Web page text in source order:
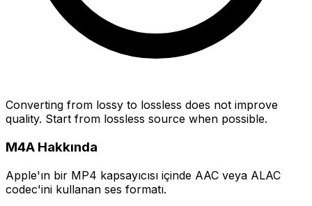
Converting from lossy to lossless does not improve
quality. Start from lossless source when possible.
M4A Hakkında
Apple'ın bir MP4 kapsayıcısı içinde AAC veya ALAC
codec'ini kullanan ses formatı.